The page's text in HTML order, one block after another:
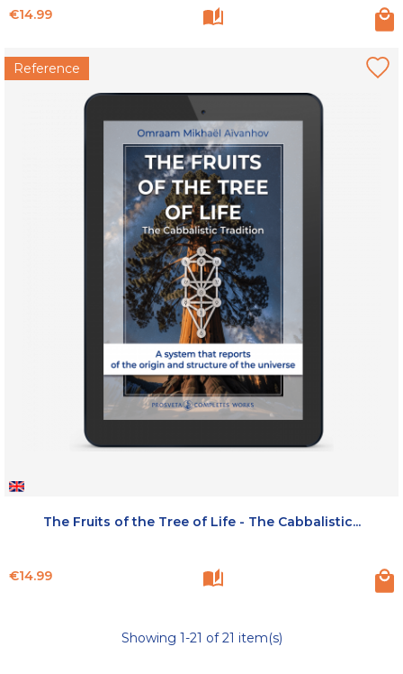
Price
€14.99
Reference
The Fruits of the Tree of Life - The Cabbalistic...
Price
€14.99
Showing 1-21 of 21 item(s)